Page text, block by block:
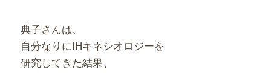
典子さんは、
自分なりにIHキネシオロジーを
研究してきた結果、